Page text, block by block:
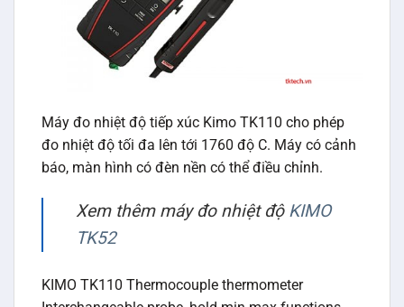
Máy đo nhiệt độ tiếp xúc Kimo TK110 cho phép
đo nhiệt độ tối đa lên tới 1760 độ C. Máy có cảnh
báo, màn hình có đèn nền có thể điều chỉnh.
Xem thêm máy đo nhiệt độ KIMO
TK52
KIMO TK110 Thermocouple thermometer